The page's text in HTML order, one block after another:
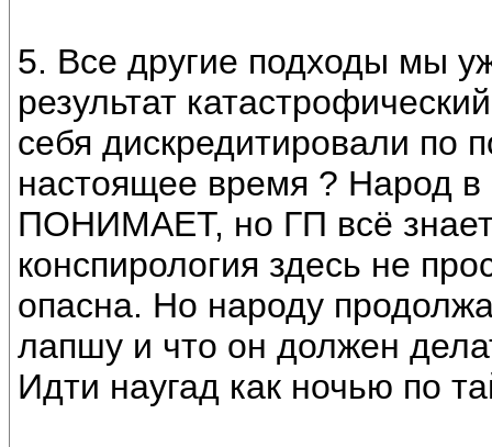
5. Все другие подходы мы
результат
себя дискредитировали
настоящее время ?
ПОНИМАЕТ, но ГП всё знает
конспирология здесь не
опасна. Но народу
лапшу и что он должен
Идти наугад как ночью по